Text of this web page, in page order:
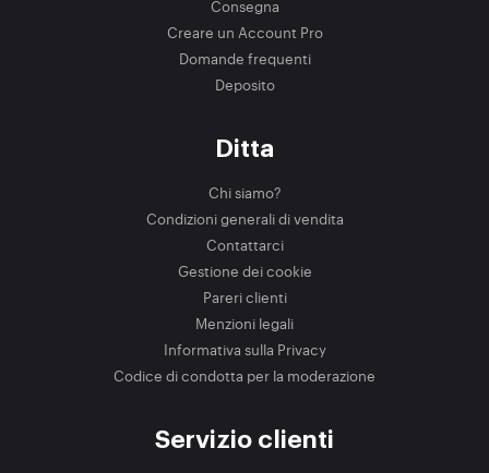
Consegna
Creare un Account Pro
Domande frequenti
Deposito
Ditta
Chi siamo?
Condizioni generali di vendita
Contattarci
Gestione dei cookie
Pareri clienti
Menzioni legali
Informativa sulla Privacy
Codice di condotta per la moderazione
Servizio clienti